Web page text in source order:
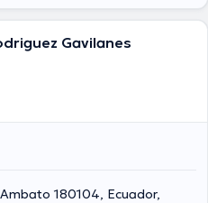
Gavilanes
180104, Ecuador,